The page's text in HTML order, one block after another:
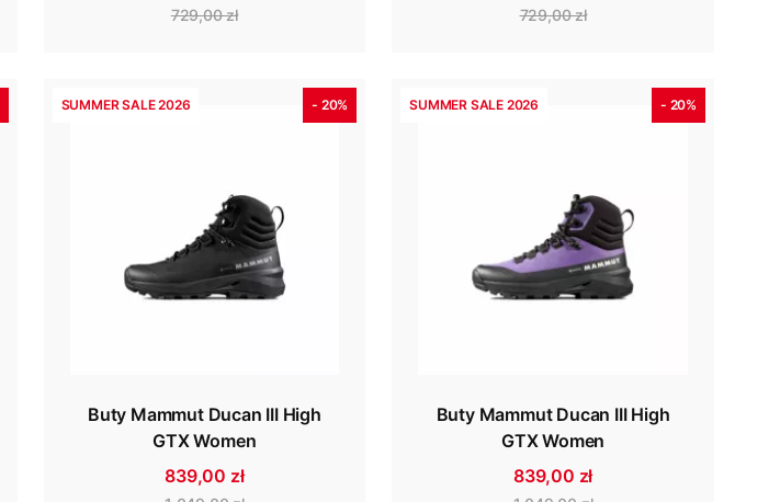
729,00 zł 729,00 zł
SUMMER SALE 2026 - 20%
Buty Mammut Ducan III High
GTX Women
839,00 zł
SUMMER SALE 2026 - 20%
Buty Mammut Ducan III High
GTX Women
839,00 zł